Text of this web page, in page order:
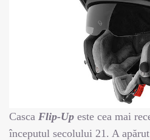
Casca Flip-Up este cea mai
începutul secolului 21. A